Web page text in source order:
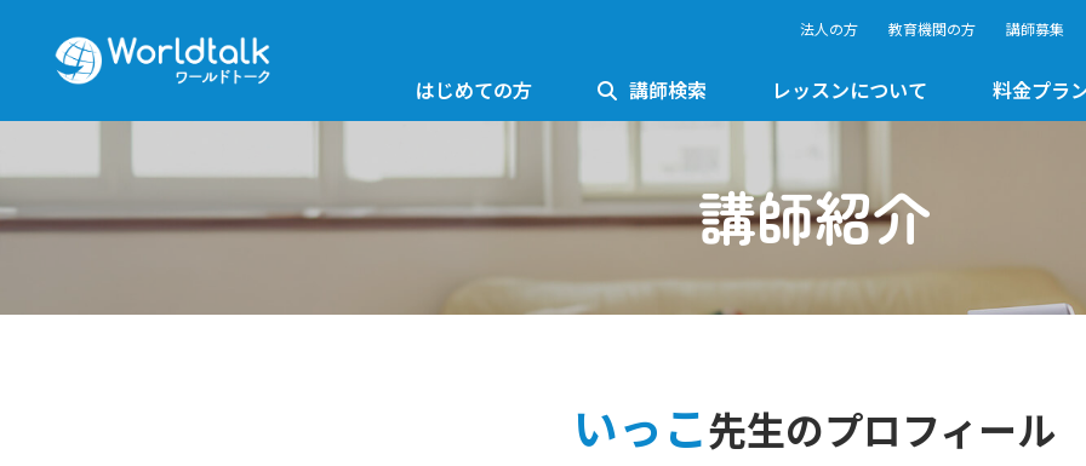
法人の方 教育機関の方 講師募集
はじめての方 講師検索 レッスンについて 料金プラ
講師紹介
いっこ先生のプロフィール